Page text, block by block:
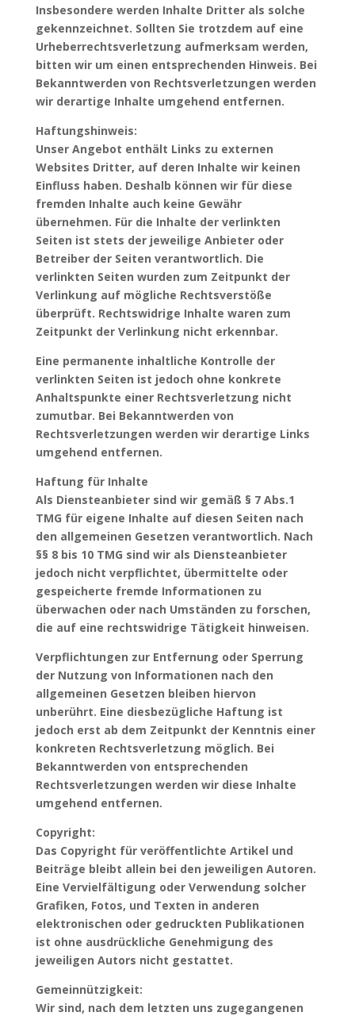
Insbesondere werden Inhalte Dritter als solche
gekennzeichnet. Sollten Sie trotzdem auf eine
Urheberrechtsverletzung aufmerksam werden,
bitten wir um einen entsprechenden Hinweis. Bei
Bekanntwerden von Rechtsverletzungen werden
wir derartige Inhalte umgehend entfernen.
Haftungshinweis:
Unser Angebot enthält Links zu externen
Websites Dritter, auf deren Inhalte wir keinen
Einfluss haben. Deshalb können wir für diese
fremden Inhalte auch keine Gewähr
übernehmen. Für die Inhalte der verlinkten
Seiten ist stets der jeweilige Anbieter oder
Betreiber der Seiten verantwortlich. Die
verlinkten Seiten wurden zum Zeitpunkt der
Verlinkung auf mögliche Rechtsverstöße
überprüft. Rechtswidrige Inhalte waren zum
Zeitpunkt der Verlinkung nicht erkennbar.
Eine permanente inhaltliche Kontrolle der
verlinkten Seiten ist jedoch ohne konkrete
Anhaltspunkte einer Rechtsverletzung nicht
zumutbar. Bei Bekanntwerden von
Rechtsverletzungen werden wir derartige Links
umgehend entfernen.
Haftung für Inhalte
Als Diensteanbieter sind wir gemäß § 7 Abs.1
TMG für eigene Inhalte auf diesen Seiten nach
den allgemeinen Gesetzen verantwortlich. Nach
§§ 8 bis 10 TMG sind wir als Diensteanbieter
jedoch nicht verpflichtet, übermittelte oder
gespeicherte fremde Informationen zu
überwachen oder nach Umständen zu forschen,
die auf eine rechtswidrige Tätigkeit hinweisen.
Verpflichtungen zur Entfernung oder Sperrung
der Nutzung von Informationen nach den
allgemeinen Gesetzen bleiben hiervon
unberührt. Eine diesbezügliche Haftung ist
jedoch erst ab dem Zeitpunkt der Kenntnis einer
konkreten Rechtsverletzung möglich. Bei
Bekanntwerden von entsprechenden
Rechtsverletzungen werden wir diese Inhalte
umgehend entfernen.
Copyright:
Das Copyright für veröffentlichte Artikel und
Beiträge bleibt allein bei den jeweiligen Autoren.
Eine Vervielfältigung oder Verwendung solcher
Grafiken, Fotos, und Texten in anderen
elektronischen oder gedruckten Publikationen
ist ohne ausdrückliche Genehmigung des
jeweiligen Autors nicht gestattet.
Gemeinnützigkeit:
Wir sind, nach dem letzten uns zugegangenen